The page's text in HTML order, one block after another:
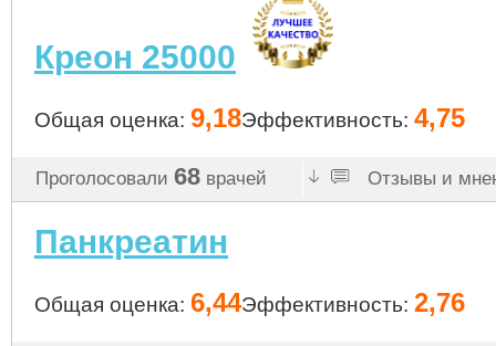
Креон 25000
Общая оценка: 9,18Эффективность: 4,75
Проголосовали 68 врачей Отзывы и
Панкреатин
Общая оценка: 6,44Эффективность: 2,76